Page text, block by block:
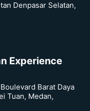
Denpasar Selatan,
Experience
Barat Daya
Tuan, Medan,